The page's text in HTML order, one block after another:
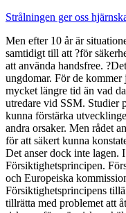
Strålningen ger oss
Men efter 10 år är
samtidigt till att ?för
att använda handsfree.
ungdomar. För de
mycket längre tid än vad
utredare vid SSM. Studier
kunna förstärka
andra orsaker. Men rådet
för att säkert kunna
Det anser dock inte lagen.
Försiktighetsprincipen.
och Europeiska
Försiktighetsprincipens
tillrätta med problemet att